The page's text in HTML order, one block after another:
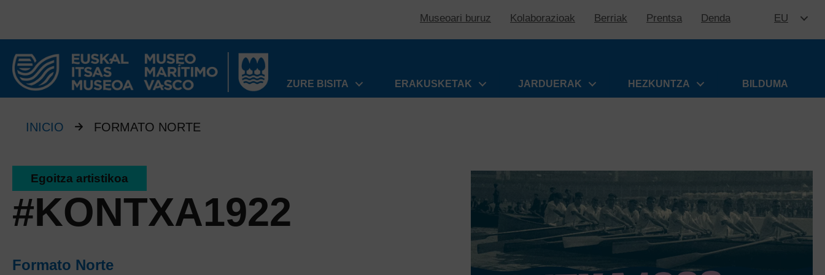
Museoari buruz Kolaborazioak Berriak Prentsa Denda EU
ZURE BISITA
ERAKUSKETAK JARDUERAK HEZKUNTZA BILDUMA
INICIO FORMATO NORTE
Egoitza artistikoa
#KONTXA1922
Formato Norte